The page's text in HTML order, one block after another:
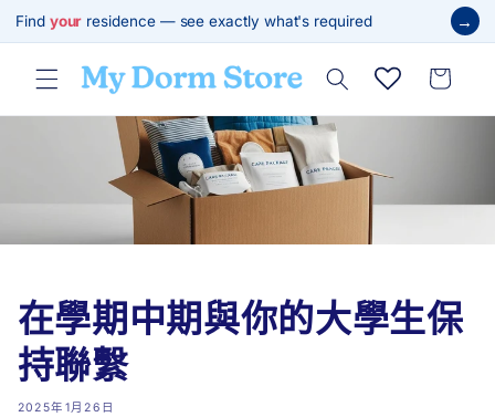
跳至內
容
Find your residence — see exactly what's required →
購
物
在學期中期與你的大學生保
持聯繫
2025年1月26日